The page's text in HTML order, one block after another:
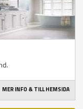
MER INFO & TILL HEMSIDA